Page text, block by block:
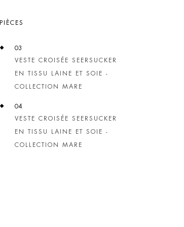
PIÈCES
03
VESTE CROISÉE SEERSUCKER
EN TISSU LAINE ET SOIE -
COLLECTION MARE
04
VESTE CROISÉE SEERSUCKER
EN TISSU LAINE ET SOIE -
COLLECTION MARE